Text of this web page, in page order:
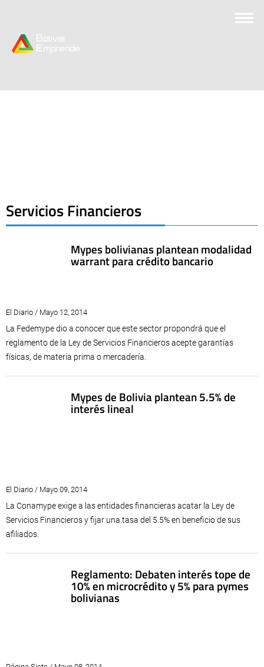
Servicios Financieros
Mypes bolivianas plantean modalidad
warrant para crédito bancario
El Diario / Mayo 12, 2014
La Fedemype dio a conocer que este sector propondrá que el
reglamento de la Ley de Servicios Financieros acepte garantías
físicas, de materia prima o mercadería.
Mypes de Bolivia plantean 5.5% de
interés lineal
El Diario / Mayo 09, 2014
La Conamype exige a las entidades financieras acatar la Ley de
Servicios Financieros y fijar una tasa del 5.5% en beneficio de sus
afiliados.
Reglamento: Debaten interés tope de
10% en microcrédito y 5% para pymes
bolivianas